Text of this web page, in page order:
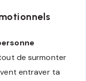
de surmonter
entraver ta